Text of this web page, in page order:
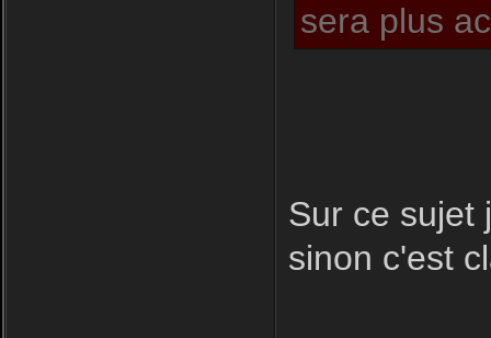
sera plus
Sur ce sujet
sinon c'est